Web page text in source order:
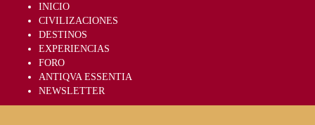
INICIO
CIVILIZACIONES
DESTINOS
EXPERIENCIAS
FORO
ANTIQVA ESSENTIA
NEWSLETTER